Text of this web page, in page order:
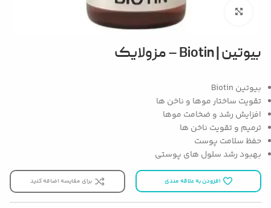
بزرگنمایی تصویر
بیوتین | Biotin – مزولایک
بیوتین Biotin
تقویت ساختار موها و ناخن ها
افزایش رشد و ضخامت موها
ترمیم و تقویت ناخن ها
حفظ سلامت پوست
بهبود رشد سلول های پوستی
افزودن به علاقه مندی برای مقایسه اضافه کنید